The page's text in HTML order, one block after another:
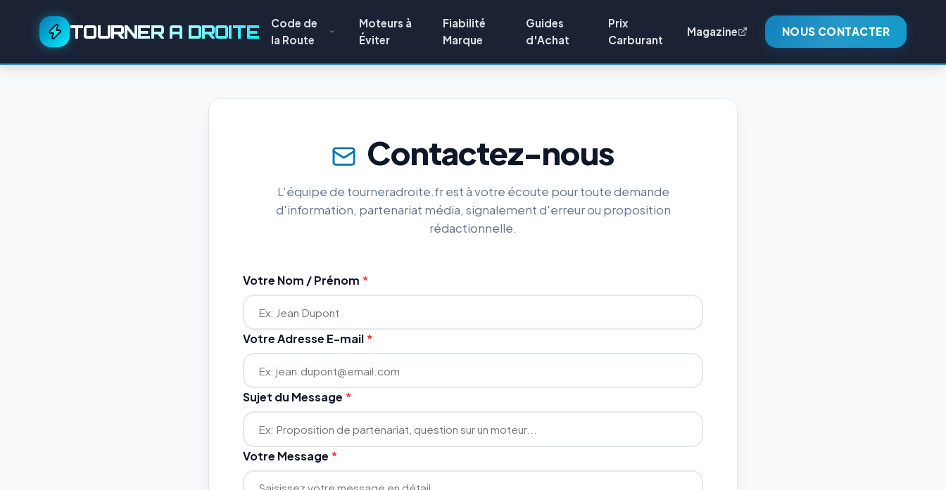
TOURNER A DROITE
Code de
la Route
Moteurs à
Éviter
Fiabilité
Marque
Guides
d'Achat
Prix
Carburant
Magazine NOUS CONTACTER
Contactez-nous
L'équipe de tourneradroite.fr est à votre écoute pour toute demande
d'information, partenariat média, signalement d'erreur ou proposition
rédactionnelle.
Votre Nom / Prénom *
Votre Adresse E-mail*
Sujet du Message *
Votre Message *